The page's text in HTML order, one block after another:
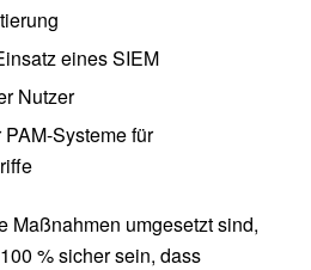
eines SIEM
Nutzer
Systeme für
Maßnahmen umgesetzt sind,
% sicher sein, dass